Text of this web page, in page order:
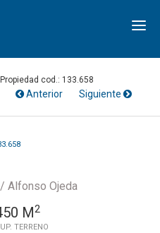
Propiedad cod.: 133.658
Anterior Siguiente
Alfonso Ojeda
M2
TERRENO